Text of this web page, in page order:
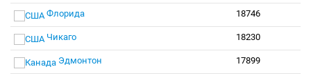
Флорида 18746
Чикаго 18230
Эдмонтон 17899